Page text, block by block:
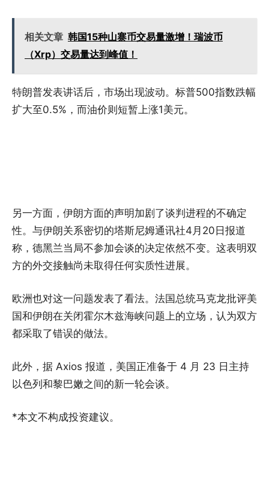
相关文章 韩国15种山寨币交易量激增！瑞波币
（Xrp）交易量达到峰值！
特朗普发表讲话后，市场出现波动。标普500指数跌幅
扩大至0.5%，而油价则短暂上涨1美元。
另一方面，伊朗方面的声明加剧了谈判进程的不确定
性。与伊朗关系密切的塔斯尼姆通讯社4月20日报道
称，德黑兰当局不参加会谈的决定依然不变。这表明双
方的外交接触尚未取得任何实质性进展。
欧洲也对这一问题发表了看法。法国总统马克龙批评美
国和伊朗在关闭霍尔木兹海峡问题上的立场，认为双方
都采取了错误的做法。
此外，据 Axios 报道，美国正准备于 4 月 23 日主持
以色列和黎巴嫩之间的新一轮会谈。
*本文不构成投资建议。